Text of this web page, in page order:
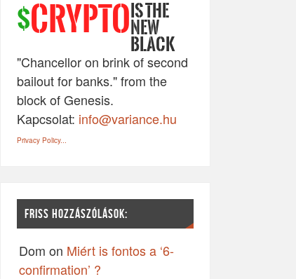
$CRYPTO IS THE
NEW
BLACK
"Chancellor on brink of second
bailout for banks." from the
block of Genesis.
Kapcsolat: info@variance.hu
Privacy Policy...
FRISS HOZZÁSZÓLÁSOK:
Dom on Miért is fontos a ‘6-
confirmation’ ?